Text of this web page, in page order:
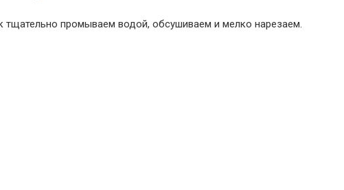
тщательно промываем водой, обсушиваем и мелко нарезаем.